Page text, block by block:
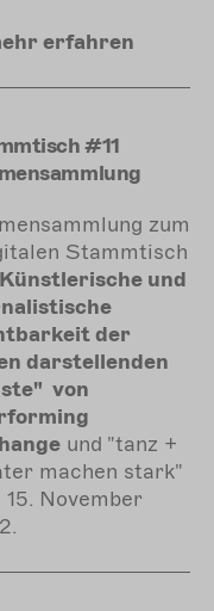
erfahren
#11
zum
Stammtisch
Künstlerische und
der
darstellenden
von
und "tanz +
machen stark"
15. November
.